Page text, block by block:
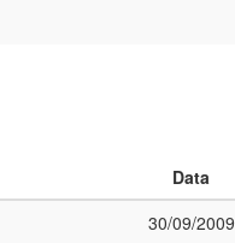
Data
30/09/2009